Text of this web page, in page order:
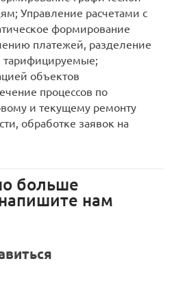
Управление расчетами с
формирование
платежей, разделение
тарифицируемые;
объектов
процессов по
и текущему ремонту
обработке заявок на
больше
нам